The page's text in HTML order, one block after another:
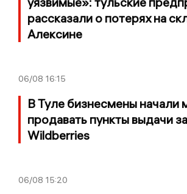
рассказали о потерях на
Алексине
06/08 16:15
В Туле бизнесмены начали
продавать пункты выдачи
Wildberries
06/08 15:20